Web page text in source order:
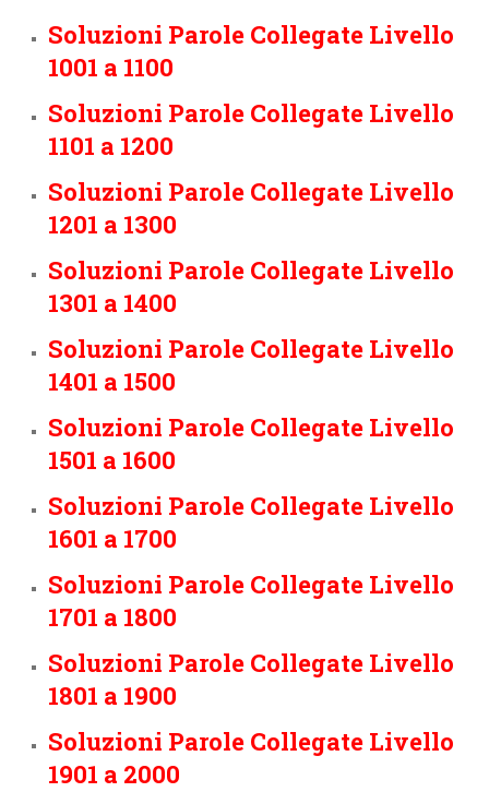
Soluzioni Parole Collegate Livello
1001 a 1100
Soluzioni Parole Collegate Livello
1101 a 1200
Soluzioni Parole Collegate Livello
1201 a 1300
Soluzioni Parole Collegate Livello
1301 a 1400
Soluzioni Parole Collegate Livello
1401 a 1500
Soluzioni Parole Collegate Livello
1501 a 1600
Soluzioni Parole Collegate Livello
1601 a 1700
Soluzioni Parole Collegate Livello
1701 a 1800
Soluzioni Parole Collegate Livello
1801 a 1900
Soluzioni Parole Collegate Livello
1901 a 2000